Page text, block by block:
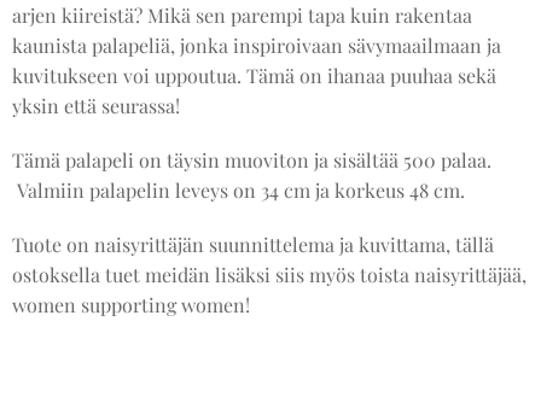
arjen kiireistä? Mikä sen parempi tapa kuin rakentaa
kaunista palapeliä, jonka inspiroivaan sävymaailmaan ja
kuvitukseen voi uppoutua. Tämä on ihanaa puuhaa sekä
yksin että seurassa!
Tämä palapeli on täysin muoviton ja sisältää 500 palaa.
Valmiin palapelin leveys on 34 cm ja korkeus 48 cm.
Tuote on naisyrittäjän suunnittelema ja kuvittama, tällä
ostoksella tuet meidän lisäksi siis myös toista naisyrittäjää,
women supporting women!